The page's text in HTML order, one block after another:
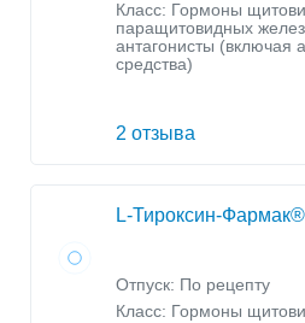
Класс: Гормоны
паращитовидных
антагонисты (включая
средства)
2 отзыва
L-Тироксин-Фармак®
Отпуск: По рецепту
Класс: Гормоны